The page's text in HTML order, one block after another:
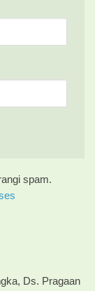
spam.
Ds. Pragaan